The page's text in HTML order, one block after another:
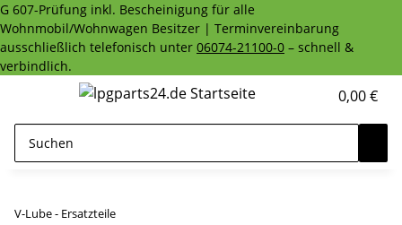
G 607-Prüfung inkl. Bescheinigung für alle
Wohnmobil/Wohnwagen Besitzer | Terminvereinbarung
ausschließlich telefonisch unter 06074-21100-0 – schnell &
verbindlich.
0,00 €
V-Lube - Ersatzteile